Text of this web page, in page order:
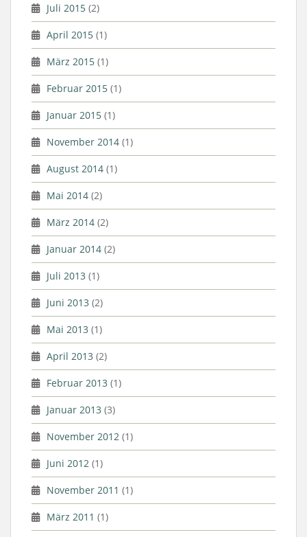
Juli 2015 (2)
April 2015 (1)
März 2015 (1)
Februar 2015 (1)
Januar 2015 (1)
November 2014 (1)
August 2014 (1)
Mai 2014 (2)
März 2014 (2)
Januar 2014 (2)
Juli 2013 (1)
Juni 2013 (2)
Mai 2013 (1)
April 2013 (2)
Februar 2013 (1)
Januar 2013 (3)
November 2012 (1)
Juni 2012 (1)
November 2011 (1)
März 2011 (1)